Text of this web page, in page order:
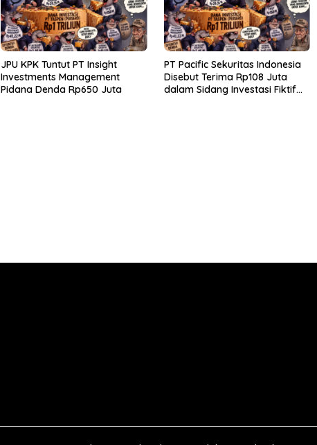
JPU KPK Tuntut PT Insight
Investments Management
Pidana Denda Rp650 Juta
PT Pacific Sekuritas Indonesia
Disebut Terima Rp108 Juta
dalam Sidang Investasi Fiktif